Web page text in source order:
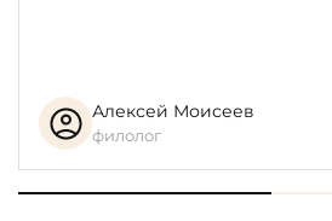
Алексей Моисеев
филолог